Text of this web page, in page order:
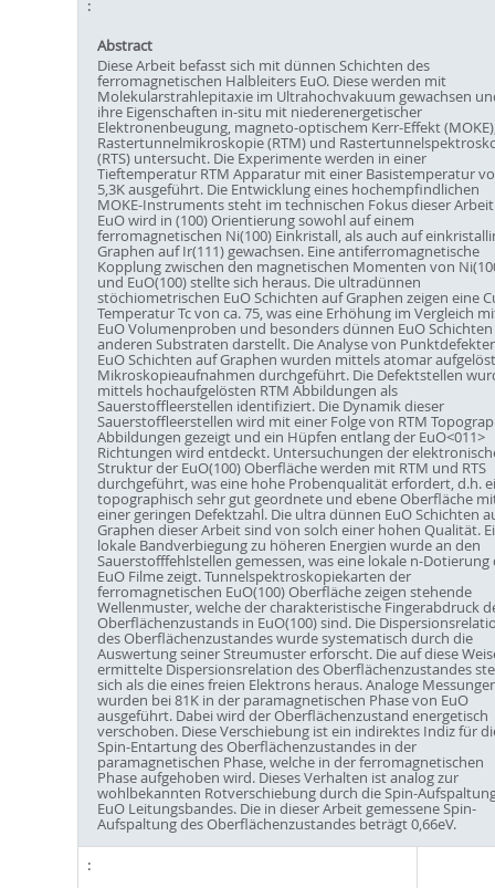
Abstract
Diese Arbeit befasst sich mit dünnen Schichten des
ferromagnetischen Halbleiters EuO. Diese werden mit
Molekularstrahlepitaxie im Ultrahochvakuum gewachsen
ihre Eigenschaften in-situ mit niederenergetischer
Elektronenbeugung, magneto-optischem Kerr-Effekt
Rastertunnelmikroskopie (RTM) und
(RTS) untersucht. Die Experimente werden in einer
Tieftemperatur RTM Apparatur mit einer Basistemperatur
5,3K ausgeführt. Die Entwicklung eines hochempfindlichen
MOKE-Instruments steht im technischen Fokus dieser
EuO wird in (100) Orientierung sowohl auf einem
ferromagnetischen Ni(100) Einkristall, als auch auf
Graphen auf Ir(111) gewachsen. Eine antiferromagnetische
Kopplung zwischen den magnetischen Momenten von
und EuO(100) stellte sich heraus. Die ultradünnen
stöchiometrischen EuO Schichten auf Graphen zeigen eine
Temperatur Tc von ca. 75, was eine Erhöhung im Vergleich
EuO Volumenproben und besonders dünnen EuO
anderen Substraten darstellt. Die Analyse von
EuO Schichten auf Graphen wurden mittels atomar
Mikroskopieaufnahmen durchgeführt. Die Defektstellen
mittels hochaufgelösten RTM Abbildungen als
Sauerstoffleerstellen identifiziert. Die Dynamik dieser
Sauerstoffleerstellen wird mit einer Folge von RTM
Abbildungen gezeigt und ein Hüpfen entlang der EuO<011>
Richtungen wird entdeckt. Untersuchungen der
Struktur der EuO(100) Oberfläche werden mit RTM und RTS
durchgeführt, was eine hohe Probenqualität erfordert, d.h.
topographisch sehr gut geordnete und ebene Oberfläche
einer geringen Defektzahl. Die ultra dünnen EuO Schichten
Graphen dieser Arbeit sind von solch einer hohen Qualität.
lokale Bandverbiegung zu höheren Energien wurde an den
Sauerstofffehlstellen gemessen, was eine lokale n-Dotierung
EuO Filme zeigt. Tunnelspektroskopiekarten der
ferromagnetischen EuO(100) Oberfläche zeigen stehende
Wellenmuster, welche der charakteristische Fingerabdruck
Oberflächenzustands in EuO(100) sind. Die
des Oberflächenzustandes wurde systematisch durch die
Auswertung seiner Streumuster erforscht. Die auf diese
ermittelte Dispersionsrelation des Oberflächenzustandes
sich als die eines freien Elektrons heraus. Analoge
wurden bei 81K in der paramagnetischen Phase von EuO
ausgeführt. Dabei wird der Oberflächenzustand energetisch
verschoben. Diese Verschiebung ist ein indirektes Indiz für
Spin-Entartung des Oberflächenzustandes in der
paramagnetischen Phase, welche in der ferromagnetischen
Phase aufgehoben wird. Dieses Verhalten ist analog zur
wohlbekannten Rotverschiebung durch die Spin-
EuO Leitungsbandes. Die in dieser Arbeit gemessene Spin-
Aufspaltung des Oberflächenzustandes beträgt 0,66eV.